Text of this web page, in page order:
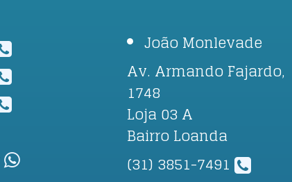
João Monlevade
Av. Armando Fajardo,
1748
Loja 03 A
Bairro Loanda
(31) 3851-7491